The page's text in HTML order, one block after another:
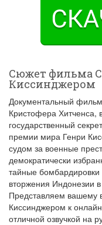
Сюжет фильма
Киссинджером
Документальный
Кристофера Хитченса,
государственный
премии мира Генри
судом за военные
демократически
тайные
вторжения Индонезии
Представляем
Киссинджером к
отличной озвучкой на